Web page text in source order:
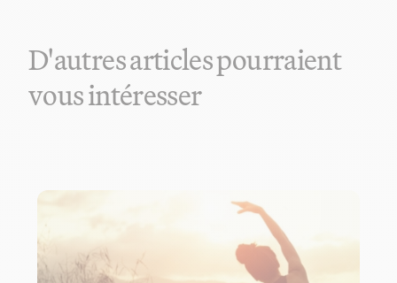
D'autres articles pourraient
vous intéresser